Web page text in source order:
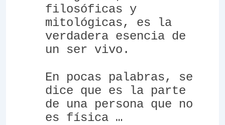
filosóficas y
mitológicas, es la
verdadera esencia de
un ser vivo.
En pocas palabras, se
dice que es la parte
de una persona que no
es física …